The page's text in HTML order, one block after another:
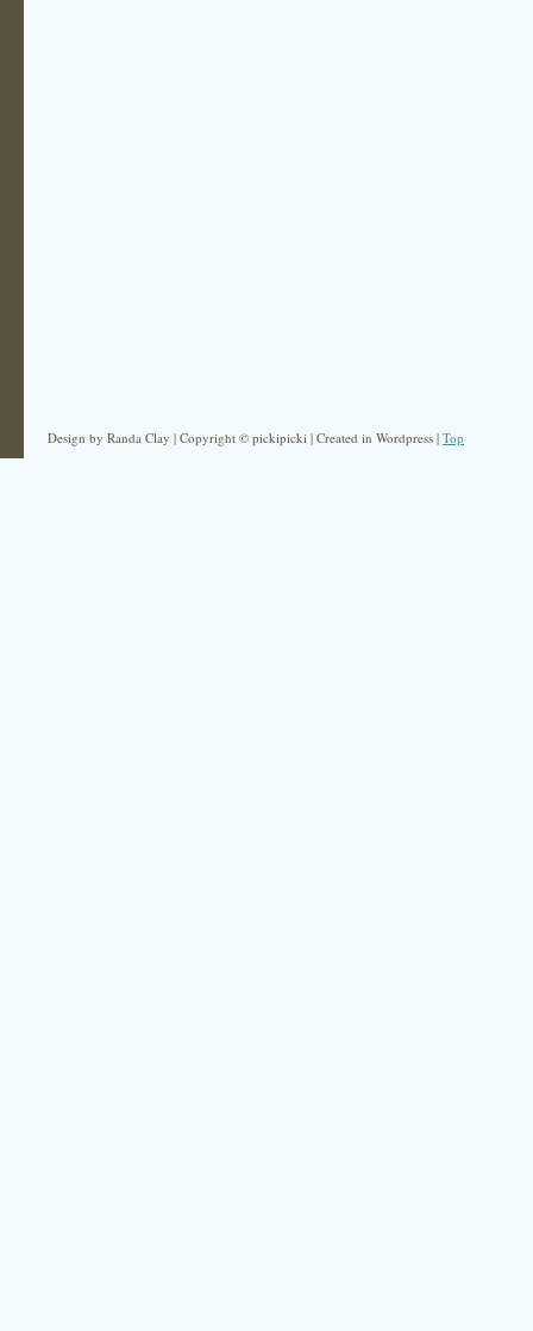
Design by Randa Clay | Copyright © pickipicki | Created in Wordpress | Top